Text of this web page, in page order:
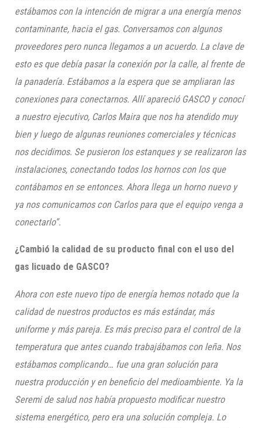
estábamos con la intención de migrar a una energía menos
contaminante, hacia el gas. Conversamos con algunos
proveedores pero nunca llegamos a un acuerdo. La clave de
esto es que debía pasar la conexión por la calle, al frente de
la panadería. Estábamos a la espera que se ampliaran las
conexiones para conectarnos. Allí apareció GASCOy conocí
a nuestro ejecutivo, Carlos Maira que nos ha atendido muy
bien y luego de algunas reuniones comerciales y técnicas
nos decidimos. Se pusieron los estanques y se realizaron las
instalaciones, conectando todos los hornos con los que
contábamos en se entonces. Ahora llega un horno nuevo y
ya nos comunicamos con Carlos para que el equipo venga a
conectarlo”.
¿Cambió la calidad de su producto final con el uso del
gas licuado de GASCO?
Ahora con este nuevo tipo de energía hemos notado que la
calidad de nuestros productos es más estándar, más
uniforme y más pareja. Es más preciso para el control de la
temperatura que antes cuando trabajábamos con leña. Nos
estábamos complicando… fue una gran solución para
nuestra producción y en beneficio del medioambiente. Ya la
Seremi de salud nos había propuesto modificar nuestro
sistema energético, pero era una solución compleja. Lo